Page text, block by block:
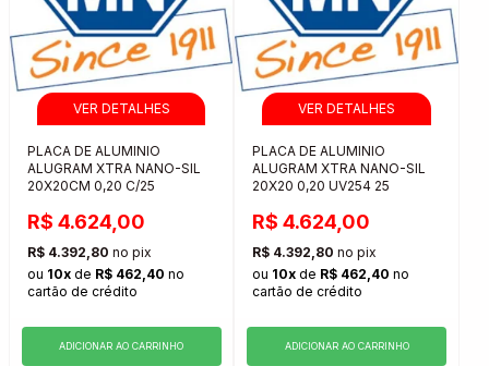
PLACA DE ALUMINIO
ALUGRAM XTRA NANO-SIL
20X20CM 0,20 C/25
R$ 4.624,00
R$ 4.392,80 no pix
ou 10x de R$ 462,40 no
cartão de crédito
ADICIONAR AO CARRINHO
PLACA DE ALUMINIO
ALUGRAM XTRA NANO-SIL
20X20 0,20 UV254 25
R$ 4.624,00
R$ 4.392,80 no pix
ou 10x de R$ 462,40 no
cartão de crédito
ADICIONAR AO CARRINHO